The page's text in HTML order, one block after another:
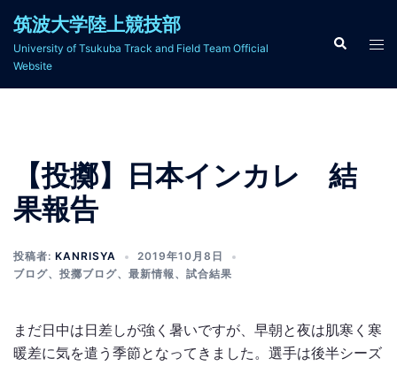
筑波大学陸上競技部
University of Tsukuba Track and Field Team Official
Website
検
索
ト
ル
【投擲】日本インカレ 結
果報告
投稿者: KANRISYA
2019年10月8日
ブログ、 投擲ブログ、 最新情報 、 試合結果
まだ日中は日差しが強く暑いですが、早朝と夜は肌寒く寒
暖差に気を遣う季節となってきました。選手は後半シーズ